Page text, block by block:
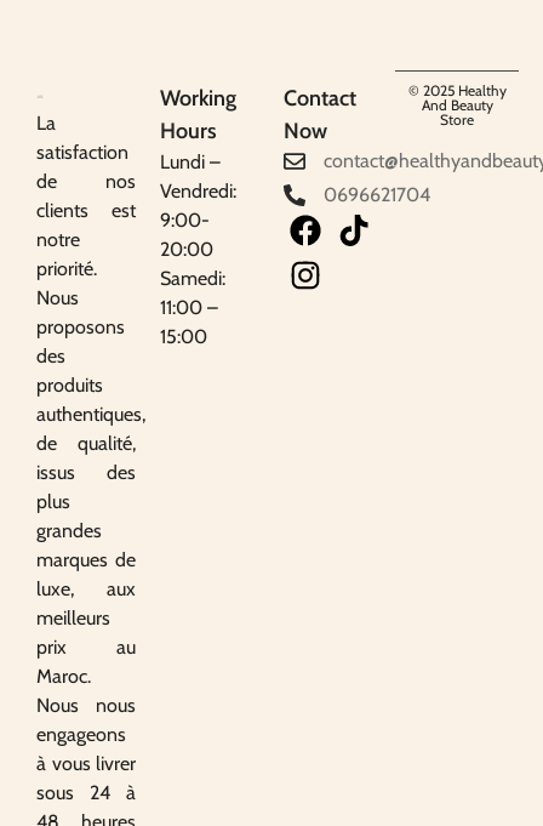
La
satisfaction
de nos
clients est
notre
priorité.
Nous
proposons
des
produits
authentiques,
de qualité,
issus des
plus
grandes
marques de
luxe, aux
meilleurs
prix au
Maroc.
Nous nous
engageons
à vous livrer
sous 24 à
48 heures
Working
Hours
Lundi –
Vendredi:
9:00-
20:00
Samedi:
11:00 –
15:00
Contact
Now
0696621704
© 2025 Healthy
And Beauty
Store